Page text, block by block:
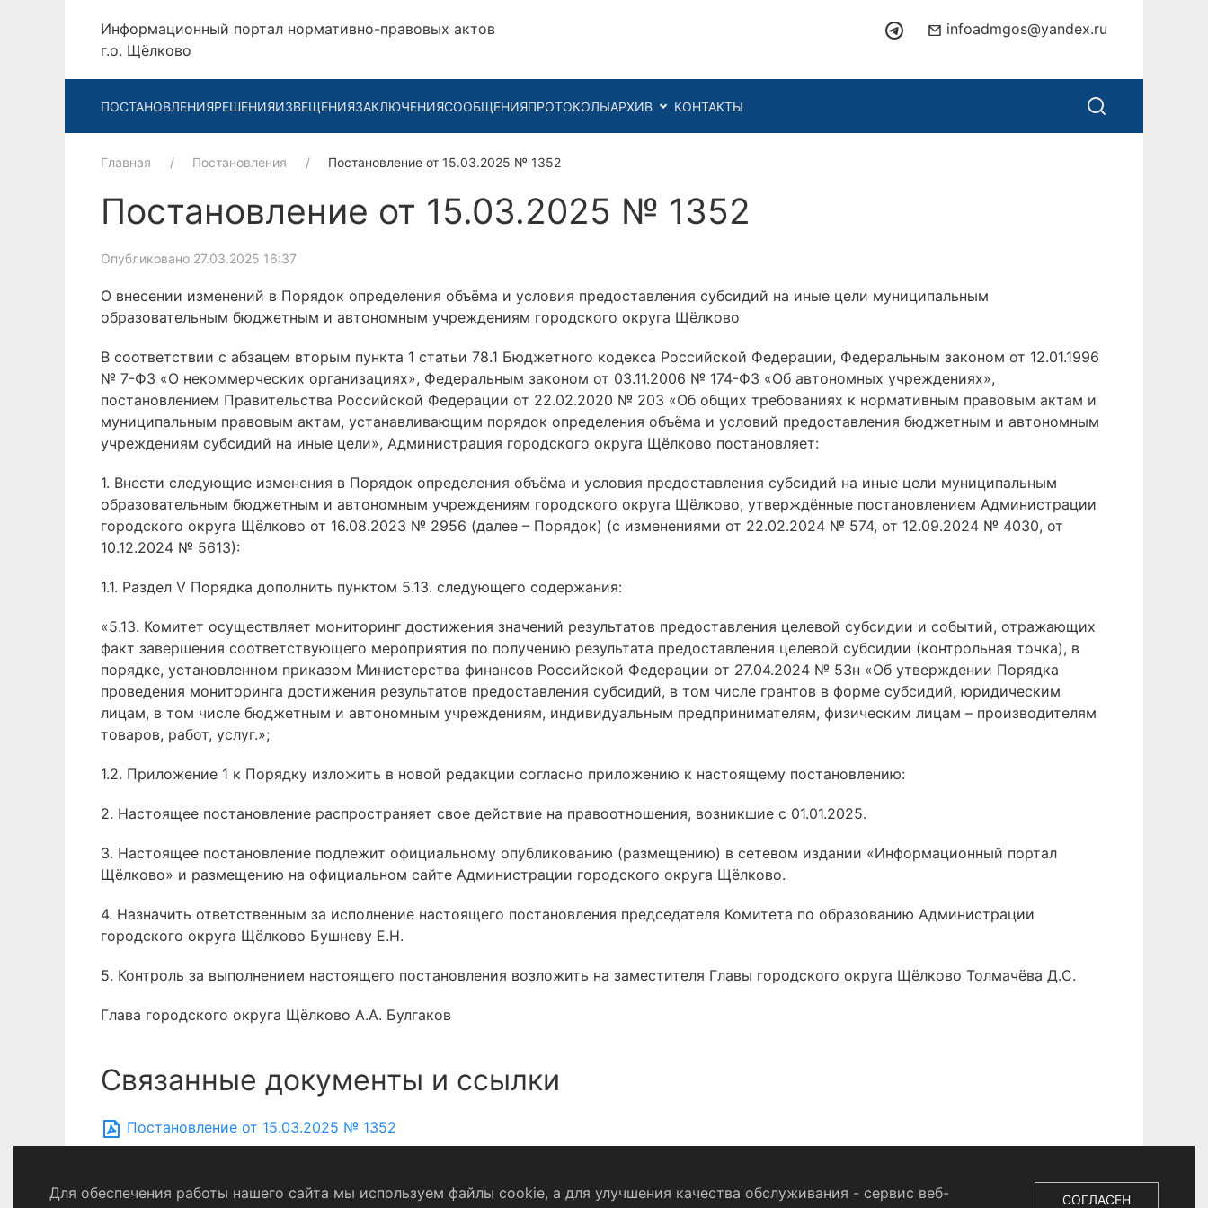
Информационный портал нормативно-правовых актов
г.о. Щёлково
infoadmgos@yandex.ru
ПОСТАНОВЛЕНИЯРЕШЕНИЯИЗВЕЩЕНИЯЗАКЛЮЧЕНИЯСООБЩЕНИЯПРОТОКОЛЫАРХИВ КОНТАКТЫ
Главная Постановления Постановление от 15.03.2025 № 1352
Постановление от 15.03.2025 № 1352
Опубликовано 27.03.2025 16:37
О внесении изменений в Порядок определения объёма и условия предоставления субсидий на иные цели муниципальным
образовательным бюджетным и автономным учреждениям городского округа Щёлково
В соответствии с абзацем вторым пункта 1 статьи 78.1 Бюджетного кодекса Российской Федерации, Федеральным законом от 12.01.1996
№ 7-ФЗ «О некоммерческих организациях», Федеральным законом от 03.11.2006 № 174-ФЗ «Об автономных учреждениях»,
постановлением Правительства Российской Федерации от 22.02.2020 № 203 «Об общих требованиях к нормативным правовым актам и
муниципальным правовым актам, устанавливающим порядок определения объёма и условий предоставления бюджетным и автономным
учреждениям субсидий на иные цели», Администрация городского округа Щёлково постановляет:
1. Внести следующие изменения в Порядок определения объёма и условия предоставления субсидий на иные цели муниципальным
образовательным бюджетным и автономным учреждениям городского округа Щёлково, утверждённые постановлением Администрации
городского округа Щёлково от 16.08.2023 № 2956 (далее – Порядок) (с изменениями от 22.02.2024 № 574, от 12.09.2024 № 4030, от
10.12.2024 № 5613):
1.1. Раздел V Порядка дополнить пунктом 5.13. следующего содержания:
«5.13. Комитет осуществляет мониторинг достижения значений результатов предоставления целевой субсидии и событий, отражающих
факт завершения соответствующего мероприятия по получению результата предоставления целевой субсидии (контрольная точка), в
порядке, установленном приказом Министерства финансов Российской Федерации от 27.04.2024 № 53н «Об утверждении Порядка
проведения мониторинга достижения результатов предоставления субсидий, в том числе грантов в форме субсидий, юридическим
лицам, в том числе бюджетным и автономным учреждениям, индивидуальным предпринимателям, физическим лицам – производителям
товаров, работ, услуг.»;
1.2. Приложение 1 к Порядку изложить в новой редакции согласно приложению к настоящему постановлению:
2. Настоящее постановление распространяет свое действие на правоотношения, возникшие с 01.01.2025.
3. Настоящее постановление подлежит официальному опубликованию (размещению) в сетевом издании «Информационный портал
Щёлково» и размещению на официальном сайте Администрации городского округа Щёлково.
4. Назначить ответственным за исполнение настоящего постановления председателя Комитета по образованию Администрации
городского округа Щёлково Бушневу Е.Н.
5. Контроль за выполнением настоящего постановления возложить на заместителя Главы городского округа Щёлково Толмачёва Д.С.
Глава городского округа Щёлково А.А. Булгаков
Связанные документы и ссылки
Постановление от 15.03.2025 № 1352
Политика конфиденциальности Согласие на обработку персональных данных
Для обеспечения работы нашего сайта мы используем файлы cookie, а для улучшения качества обслуживания - сервис веб-
СОГЛАСЕН